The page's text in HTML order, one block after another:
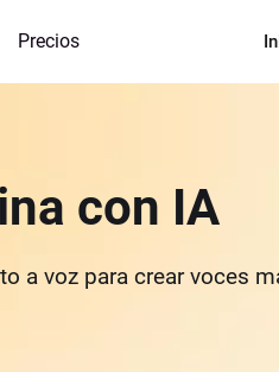
Precios
con IA
a voz para crear voces